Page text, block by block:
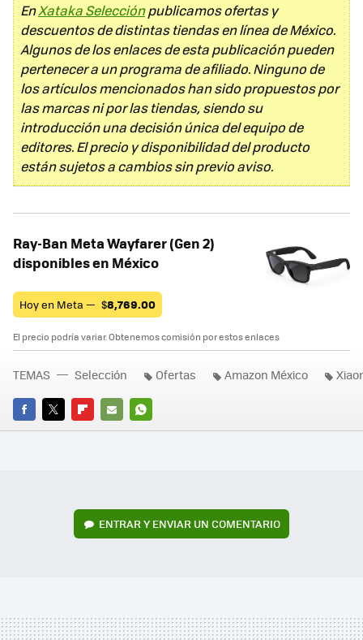
EnXataka Selecciónpublicamos ofertas y
descuentos de distintas tiendas en línea de México.
Algunos de los enlaces de esta publicación pueden
pertenecer a un programa de afiliado. Ninguno de
los artículos mencionados han sido propuestos por
las marcas ni por las tiendas, siendo su
introducción una decisión única del equipo de
editores. El precio y disponibilidad del producto
están sujetos a cambios sin previo aviso.
Ray-Ban Meta Wayfarer (Gen 2)
disponibles en México
Hoy en Meta — $8,769.00
El precio podría variar. Obtenemos comisión por estos enlaces
FACEBOOK
TWITTERFLIPBOARD
E-
WHATSAPP
TEMAS Selección Ofertas Amazon México
ENTRAR Y ENVIAR UN COMENTARIO